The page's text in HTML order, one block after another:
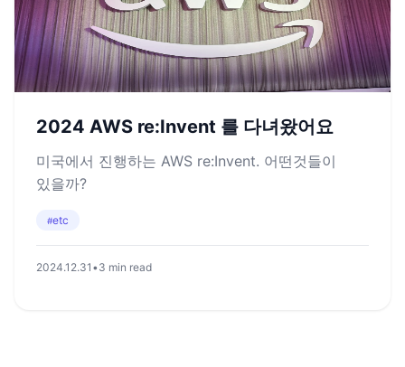
2024 AWS re:Invent 를 다녀왔어요
미국에서 진행하는 AWS re:Invent. 어떤것들이
있을까?
#etc
2024.12.31 •3 min read